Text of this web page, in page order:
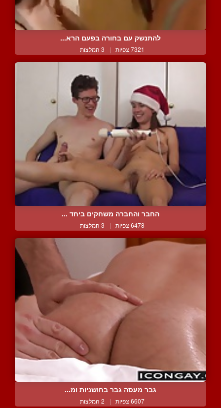
להתנשק עם בחורה בפעם הרא...
7321 צפיות | 3 המלצות
החבר והחברה משחקים ביחד ...
6478 צפיות | 3 המלצות
גבר מעסה גבר בחושניות ומ...
6607 צפיות | 2 המלצות